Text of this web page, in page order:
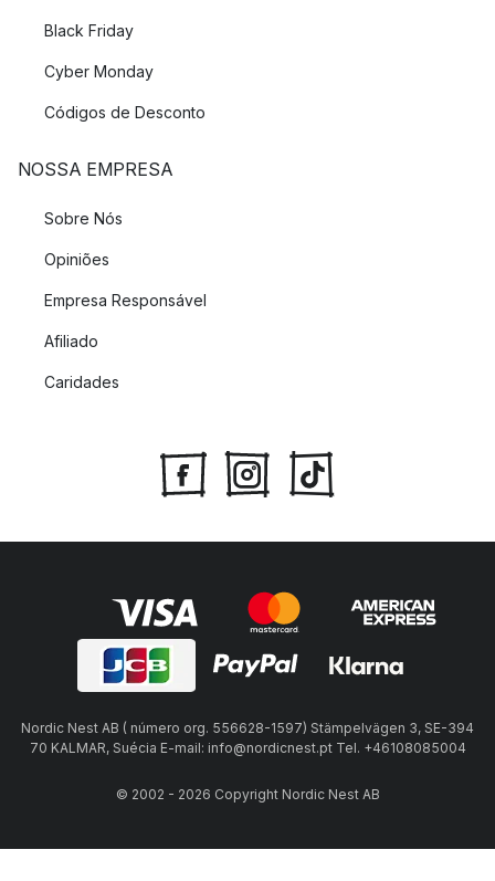
Black Friday
Cyber Monday
Códigos de Desconto
NOSSA EMPRESA
Sobre Nós
Opiniões
Empresa Responsável
Afiliado
Caridades
Nordic Nest AB ( número org. 556628-1597) Stämpelvägen 3, SE-394
70 KALMAR, Suécia E-mail: info@nordicnest.pt Tel. +46108085004
© 2002 - 2026 Copyright Nordic Nest AB